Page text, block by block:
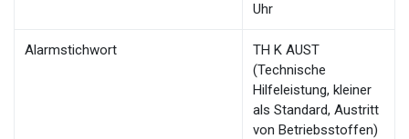
Uhr
Alarmstichwort
TH K AUST
(Technische
Hilfeleistung, kleiner
als Standard, Austritt
von Betriebsstoffen)